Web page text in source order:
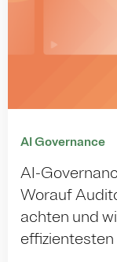
AI Governance
AI-
Worauf
achten und